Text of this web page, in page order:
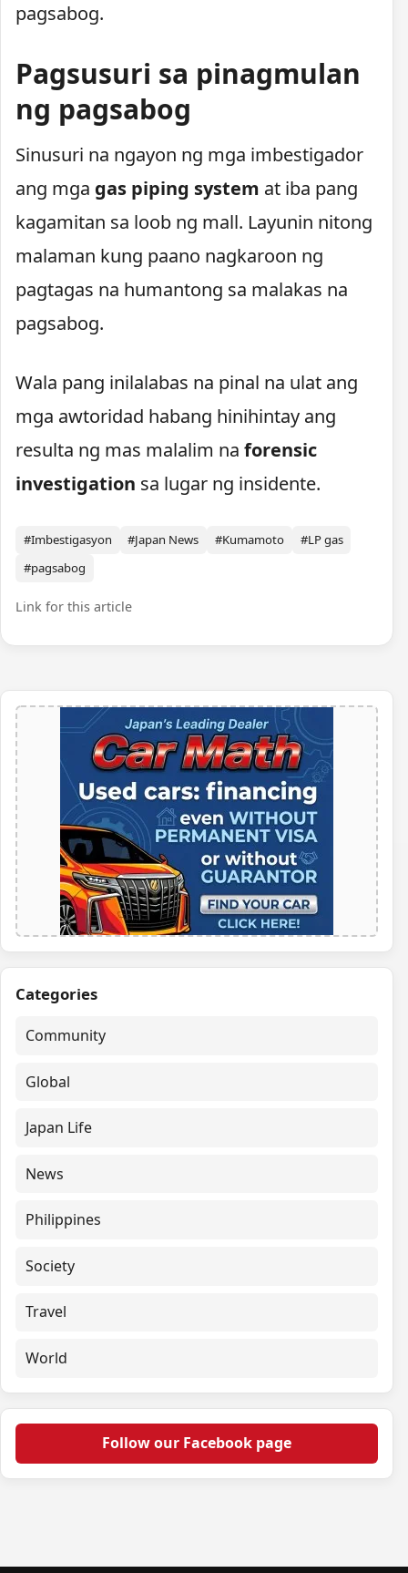
pagsabog.
Pagsusuri sa pinagmulan
ng pagsabog
Sinusuri na ngayon ng mga imbestigador
ang mga gas piping system at iba pang
kagamitan sa loob ng mall. Layunin nitong
malaman kung paano nagkaroon ng
pagtagas na humantong sa malakas na
pagsabog.
Wala pang inilalabas na pinal na ulat ang
mga awtoridad habang hinihintay ang
resulta ng mas malalim na forensic
investigation sa lugar ng insidente.
#Imbestigasyon #Japan News #Kumamoto
#LP gas
#pagsabog
Link for this article
Categories
Community
Global
Japan Life
News
Philippines
Society
Travel
World
Follow our Facebook page